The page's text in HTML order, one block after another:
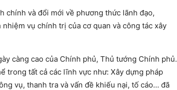
chính và đổi mới về phương thức lãnh đạo,
vụ chính trị của cơ quan và công tác xây
càng cao của Chính phủ, Thủ tướng Chính phủ.
trong tất cả các lĩnh vực như: Xây dựng pháp
vụ, thanh tra và vấn đề khiếu nại, tố cáo… đã